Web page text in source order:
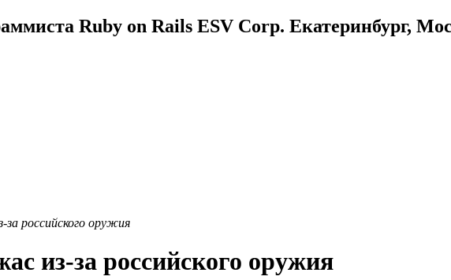
Ruby on Rails ESV Corp. Екатеринбург,
российского оружия
из-за российского оружия